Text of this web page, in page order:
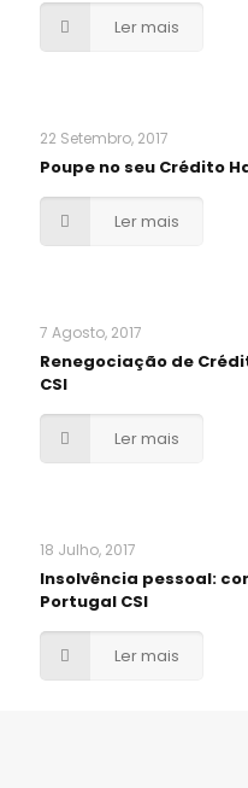
Ler mais
22 Setembro, 2017
Poupe no seu Crédito
Ler mais
7 Agosto, 2017
Renegociação de
CSI
Ler mais
18 Julho, 2017
Insolvência pessoal:
Portugal CSI
Ler mais